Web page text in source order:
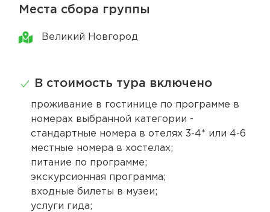
Места сбора группы
Великий Новгород
В стоимость тура включено
проживание в гостинице по программе в
номерах выбранной категории -
стандартные номера в отелях 3-4* или 4-6
местные номера в хостелах;
питание по программе;
экскурсионная программа;
входные билеты в музеи;
услуги гида;